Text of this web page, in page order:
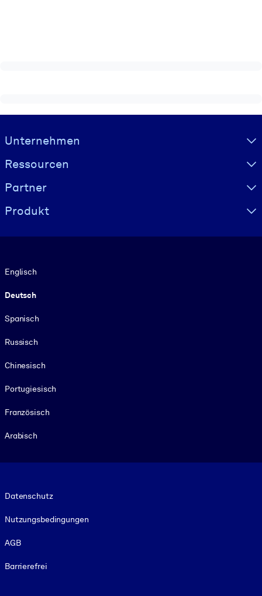
Visually hidden Text
Unternehmen
Ressourcen
Partner
Produkt
Englisch
Deutsch
Spanisch
Russisch
Chinesisch
Portugiesisch
Französisch
Arabisch
Datenschutz
Nutzungsbedingungen
AGB
Barrierefrei